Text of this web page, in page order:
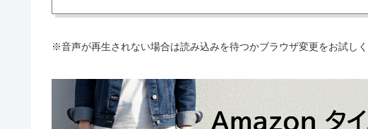
※音声が再生されない場合は読み込みを待つかブラウザ変更をお試しく